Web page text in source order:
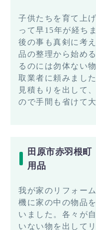
子供たちを育て上
って早15年が経ち
後の事も真剣に考
品の整理から始め
るのには勿体ない
取業者に頼みまし
見積もりを出して
ので手間も省けて
田原市赤羽
用品
我が家のリフォー
機に家の中の物品
いました。各々が
いない物を出して